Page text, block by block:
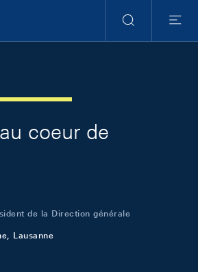
RechercheMenu
coeur de
de la Direction générale
Lausanne